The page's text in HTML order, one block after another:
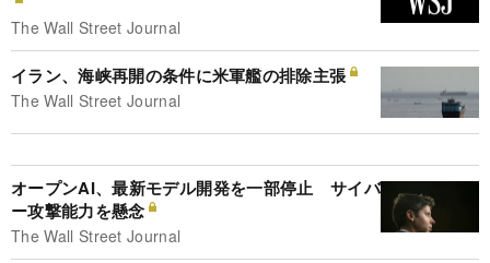
The Wall Street Journal
イラン、海峡再開の条件に米軍艦の排除主張
The Wall Street Journal
オープンAI、最新モデル開発を一部停止 サイバ
ー攻撃能力を懸念
The Wall Street Journal